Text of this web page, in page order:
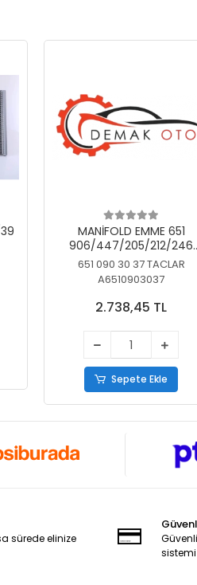
MANİFOLD EMME 651
906/447/205/212/246
KELEBEKSİZ
651 090 30 37 TACLAR
A6510903037
2.738,45 TL
Sepete Ekle
sürede elinize
sistemi